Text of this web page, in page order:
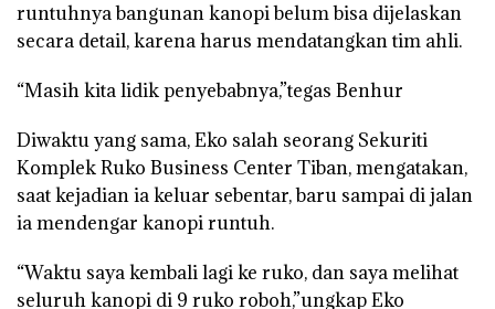
runtuhnya bangunan kanopi belum bisa dijelaskan
secara detail, karena harus mendatangkan tim ahli.
“Masih kita lidik penyebabnya,”tegas Benhur
Diwaktu yang sama, Eko salah seorang Sekuriti
Komplek Ruko Business Center Tiban, mengatakan,
saat kejadian ia keluar sebentar, baru sampai di jalan
ia mendengar kanopi runtuh.
“Waktu saya kembali lagi ke ruko, dan saya melihat
seluruh kanopi di 9 ruko roboh,”ungkap Eko